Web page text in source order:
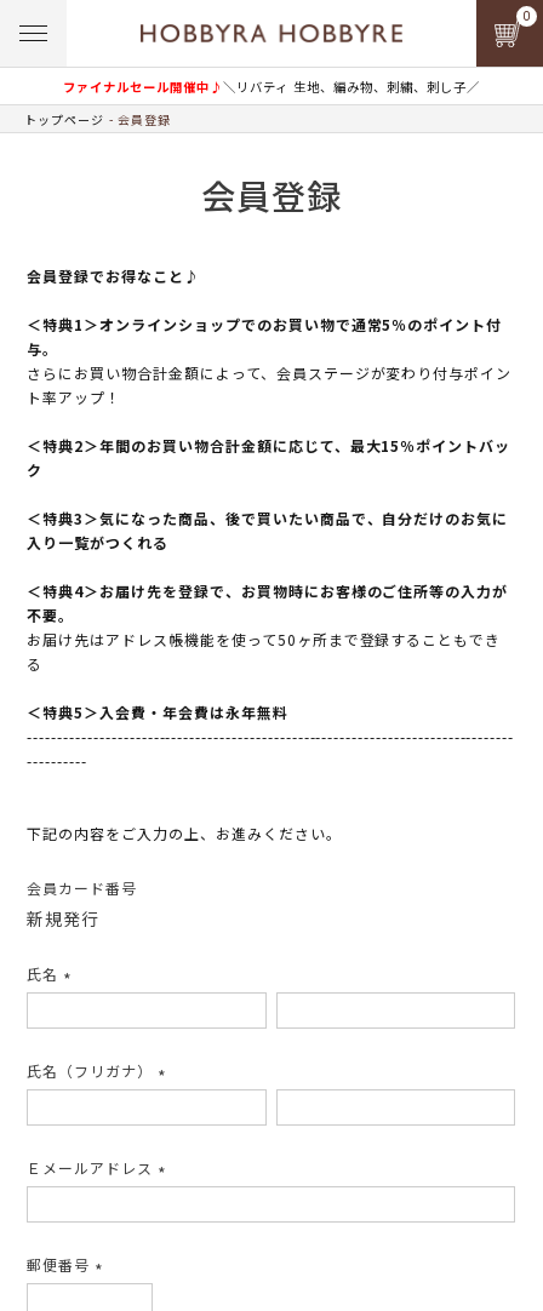
ファイナルセール開催中♪＼リバティ 生地、編み物、刺繍、刺し子／
0
トップページ 会員登録
会員登録
会員登録でお得なこと♪
＜特典1＞オンラインショップでのお買い物で通常5％のポイント付
与。
さらにお買い物合計金額によって、会員ステージが変わり付与ポイン
ト率アップ！
＜特典2＞年間のお買い物合計金額に応じて、最大15％ポイントバッ
ク
＜特典3＞気になった商品、後で買いたい商品で、自分だけのお気に
入り一覧がつくれる
＜特典4＞お届け先を登録で、お買物時にお客様のご住所等の入力が
不要。
お届け先はアドレス帳機能を使って50ヶ所まで登録することもでき
る
＜特典5＞入会費・年会費は永年無料
---------------------------------------------------------------------------------
----------
下記の内容をご入力の上、お進みください。
会員カード番号
新規発行
氏名
須)
氏名（フリガナ）
須)
Ｅメールアドレス
須)
郵便番号